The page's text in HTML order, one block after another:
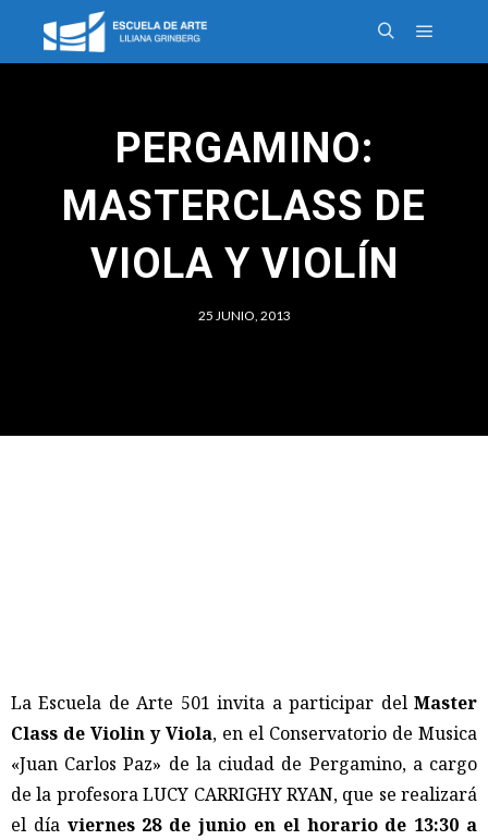
PERGAMINO:
MASTERCLASS DE
VIOLA Y VIOLÍN
25 JUNIO, 2013
La Escuela de Arte 501 invita a participar del Master
Class de Violin y Viola, en el Conservatorio de Musica
«Juan Carlos Paz» de la ciudad de Pergamino, a cargo
de la profesora LUCY CARRIGHY RYAN, que se realizará
el día viernes 28 de junio en el horario de 13:30 a